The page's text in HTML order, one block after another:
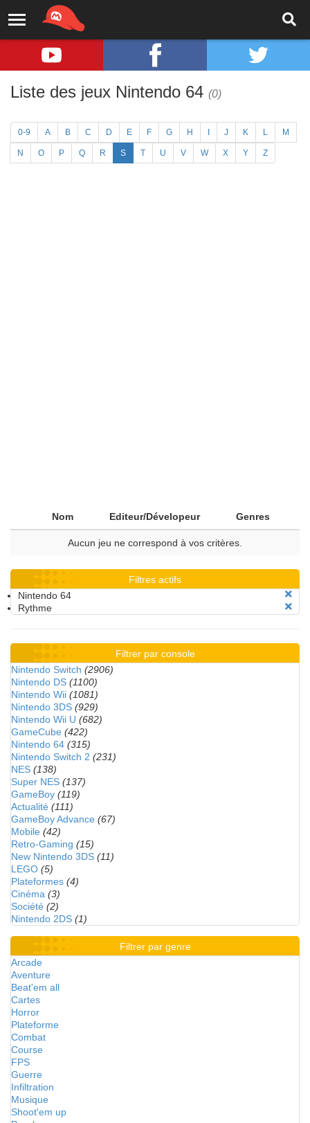
Liste des jeux Nintendo 64 (0)
0-9 A B C D E F G H J K L M
N O P Q R S T U V W X Y Z
Nom Editeur/Dévelopeur Genres
Aucun jeu ne correspond à vos critères.
Filtres actifs
Nintendo 64
Rythme
Filtrer par console
Nintendo Switch (2906)
Nintendo DS (1100)
Nintendo Wii (1081)
Nintendo 3DS (929)
Nintendo Wii U (682)
GameCube (422)
Nintendo 64 (315)
Nintendo Switch 2 (231)
NES (138)
Super NES (137)
GameBoy (119)
Actualité (111)
GameBoy Advance (67)
Mobile (42)
Retro-Gaming (15)
New Nintendo 3DS (11)
LEGO (5)
Plateformes (4)
Cinéma (3)
Société (2)
Nintendo 2DS (1)
Filtrer par genre
Arcade
Aventure
Beat'em all
Cartes
Horror
Plateforme
Combat
Course
FPS
Guerre
Infiltration
Musique
Shoot'em up